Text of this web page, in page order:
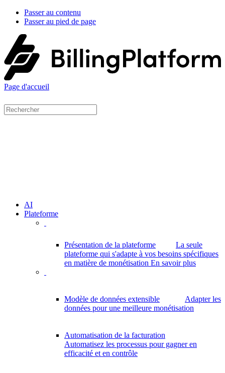
Passer au contenu
Passer au pied de page
Page d'accueil
AI
Plateforme
Présentation de la plateforme
La seule
plateforme qui s'adapte à vos besoins spécifiques
en matière de monétisation En savoir plus
Modèle de données extensible
Adapter les
données pour une meilleure monétisation
Automatisation de la facturation
Automatisez les processus pour gagner en
efficacité et en contrôle